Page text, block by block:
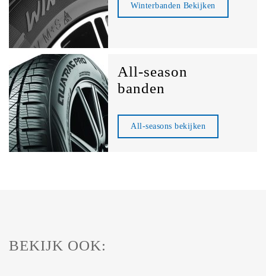
Winterbanden Bekijken
All-season
banden
All-seasons bekijken
BEKIJK OOK: